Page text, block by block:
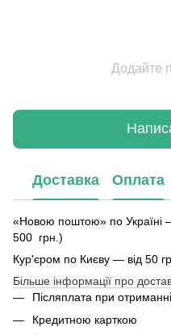
Додайте
Доставка Оплата
«Новою поштою» по Україні
500 грн.)
Кур'єром по Києву — від 50
Більше інформації про
Післяплата при отриманні
Кредитною карткою